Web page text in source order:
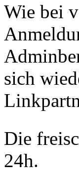
Wie bei
sich
Die
24h.